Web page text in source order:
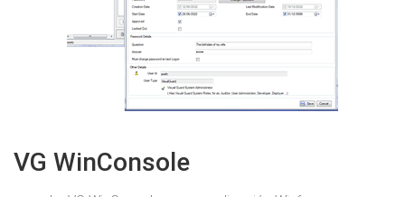
VG WinConsole